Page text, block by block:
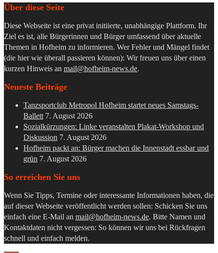
Über diese Seite
Diese Webseite ist eine privat initiierte, unabhängige Plattform. Ihr
Ziel es ist, alle Bürgerinnen und Bürger umfassend über aktuelle
Themen in Hofheim zu informieren. Wer Fehler und Mängel findet
(die hier wie überall passieren können): Wir freuen uns über einen
kurzen Hinweis an mail@hofheim-news.de.
Neueste Beiträge
Tanzsportclub Metropol Hofheim startet neues Samstags-
Ballett 7. August 2026
Sozialkürzungen: Linke veranstalten Plakat-Workshop und
Diskussion 7. August 2026
Hofheim packt an: Bürger machen die Innenstadt essbar und
grün 7. August 2026
So erreichen Sie uns
Wenn Sie Tipps, Termine oder interessante Informationen haben, die
auf dieser Webseite veröffentlicht werden sollen: Schicken Sie uns
einfach eine E-Mail an mail@hofheim-news.de. Bitte Namen und
Kontaktdaten nicht vergessen: So können wir uns bei Rückfragen
schnell und einfach melden.